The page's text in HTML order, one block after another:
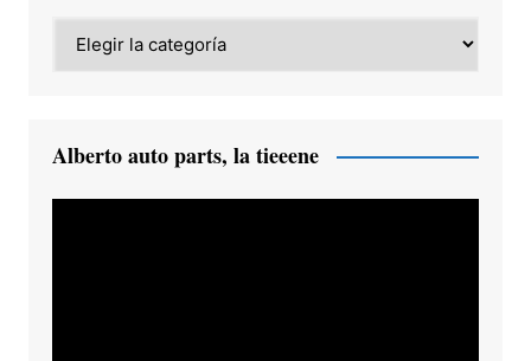
Category
Alberto auto parts, la tieeene